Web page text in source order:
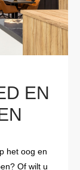
EN
het oog en
Of wilt u